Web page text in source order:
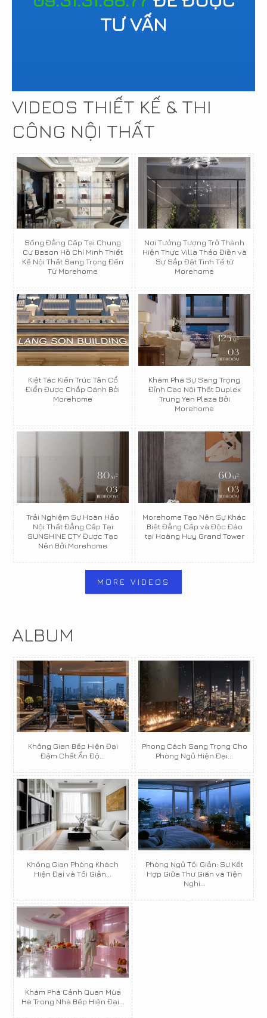
TƯ VẤN
VIDEOS THIẾT KẾ & THI
CÔNG NỘI THẤT
Sống Đẳng Cấp Tại Chung
Cư Bason Hồ Chí Minh Thiết
Kế Nội Thất Sang Trọng Đến
Từ Morehome
Nơi Tưởng Tượng Trở Thành
Hiện Thực Villa Thảo Điền và
Sự Sắp Đặt Tinh Tế từ
Morehome
Kiệt Tác Kiến Trúc Tân Cổ
Điển Được Chắp Cánh Bởi
Morehome
Khám Phá Sự Sang Trọng
Đỉnh Cao Nội Thất Duplex
Trung Yen Plaza Bởi
Morehome
Trải Nghiệm Sự Hoàn Hảo
Nội Thất Đẳng Cấp Tại
SUNSHINE CTY Được Tạo
Nên Bởi Morehome
Morehome Tạo Nên Sự Khác
Biệt Đẳng Cấp và Độc Đáo
tại Hoàng Huy Grand Tower
MORE VIDEOS
ALBUM
Không Gian Bếp Hiện Đại
Đậm Chất Ấn Độ...
Phong Cách Sang Trọng Cho
Phòng Ngủ Hiện Đại...
Không Gian Phòng Khách
Hiện Đại và Tối Giản...
Phòng Ngủ Tối Giản: Sự Kết
Hợp Giữa Thư Giãn và Tiện
Nghi...
Khám Phá Cảnh Quan Mùa
Hè Trong Nhà Bếp Hiện Đại...